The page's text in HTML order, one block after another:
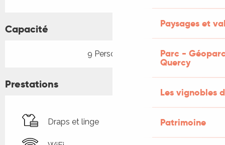
Paysages et
Parc -
Quercy
Les vignobles
Patrimoine
Capacité
9 Personne(s)
Prestations
Draps et linge